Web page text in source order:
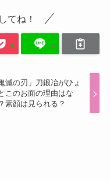
てね！
滅の刃」刀鍛冶がひょ
このお面の理由はな
素顔は見られる？